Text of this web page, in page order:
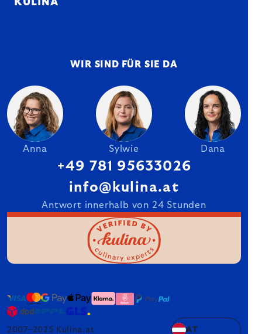
KULINA
WIR SIND FÜR SIE DA
Anna Sylwie Dana
+49 781 95633026
info@kulina.at
Antwort innerhalb von 24 Stunden
2007–2025 Kulina.at AT